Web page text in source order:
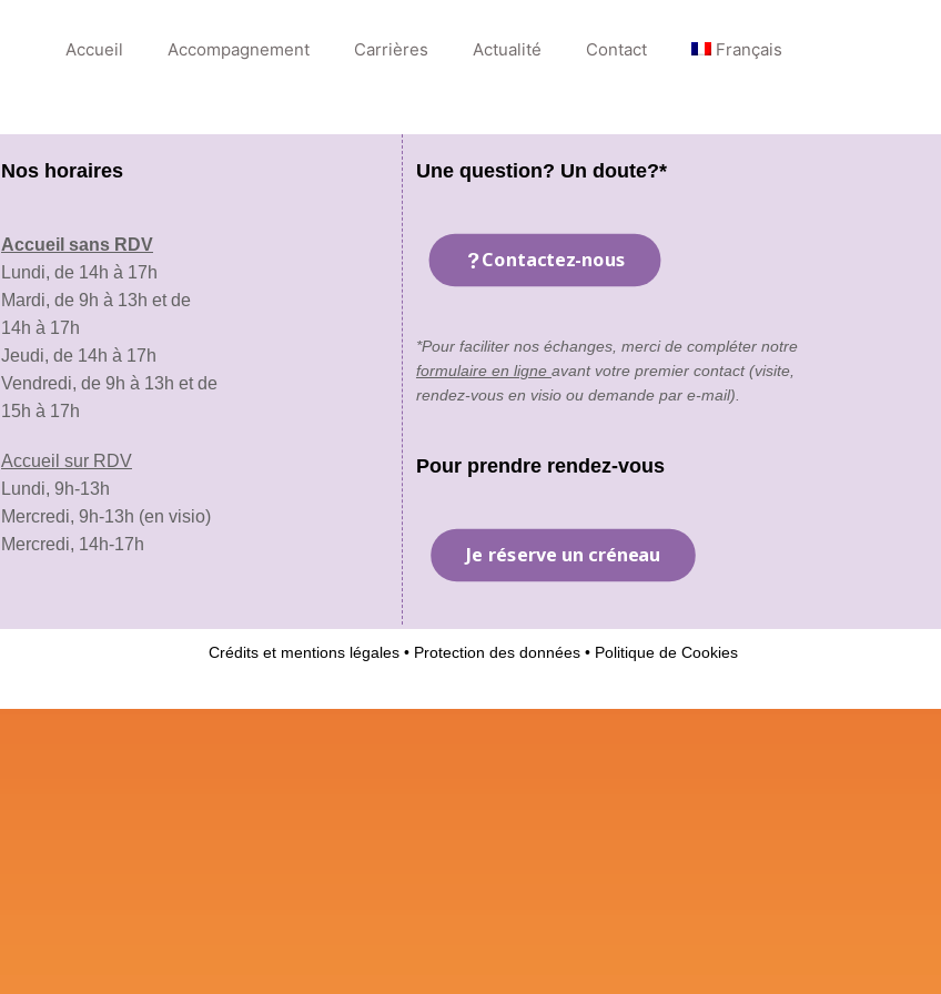
Accueil Accompagnement Carrières Actualité Contact Français
Nos horaires
Accueil sans RDV
Lundi, de 14h à 17h
Mardi, de 9h à 13h et de
14h à 17h
Jeudi, de 14h à 17h
Vendredi, de 9h à 13h et de
15h à 17h
Accueil sur RDV
Lundi, 9h-13h
Mercredi, 9h-13h (en visio)
Mercredi, 14h-17h
Une question? Un doute?*
Contactez-nous
*Pour faciliter nos échanges, merci de compléter notre
formulaire en ligne avant votre premier contact (visite,
rendez-vous en visio ou demande par e-mail).
Pour prendre rendez-vous
Je réserve un créneau
Crédits et mentions légales • Protection des données • Politique de Cookies